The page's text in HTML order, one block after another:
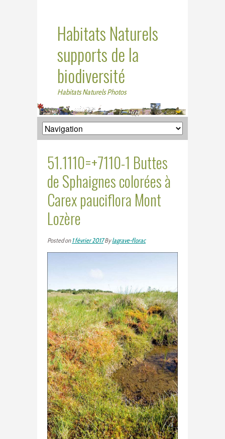
Habitats Naturels
supports de la
biodiversité
Habitats Naturels Photos
51.1110=+7110-1 Buttes
de Sphaignes colorées à
Carex pauciflora Mont
Lozère
Posted on1 février 2017Bylagrave-florac